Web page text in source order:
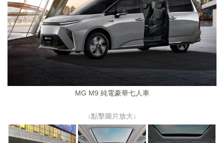
MG M9 純電豪華七人車
↓點擊圖片放大↓